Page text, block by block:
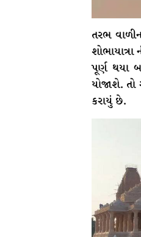
તરભ
પૂર્ણ થયા
યોજાશે. તો
કરાયું છે.